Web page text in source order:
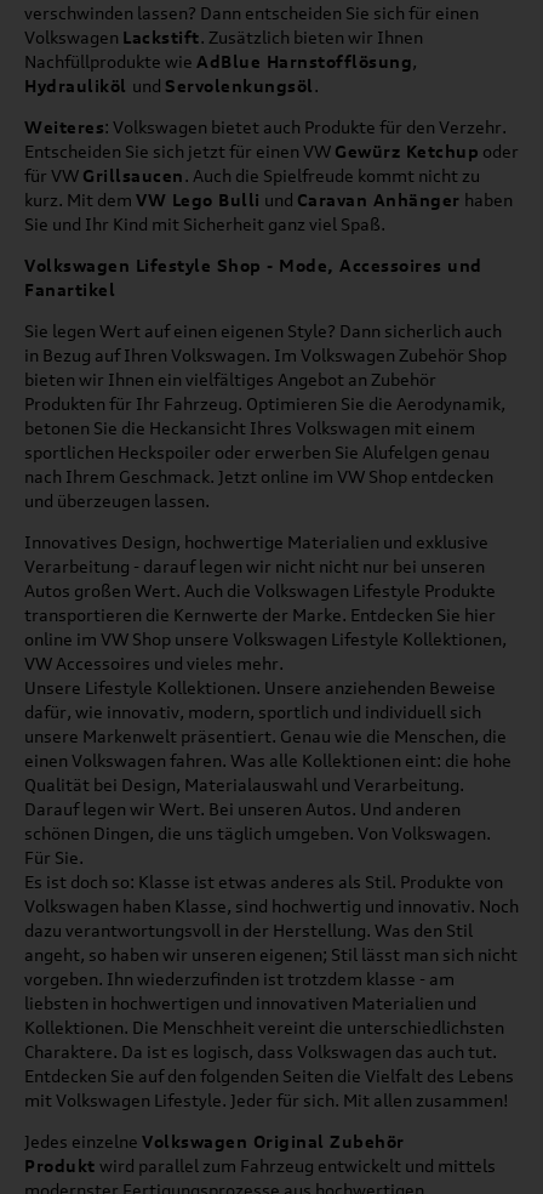
verschwinden lassen? Dann entscheiden Sie sich für einen
Volkswagen Lackstift. Zusätzlich bieten wir Ihnen
Nachfüllprodukte wie AdBlue Harnstofflösung,
Hydrauliköl und Servolenkungsöl.
Weiteres: Volkswagen bietet auch Produkte für den Verzehr.
Entscheiden Sie sich jetzt für einen VW Gewürz Ketchup oder
für VW Grillsaucen. Auch die Spielfreude kommt nicht zu
kurz. Mit dem VW Lego Bulli und Caravan Anhänger haben
Sie und Ihr Kind mit Sicherheit ganz viel Spaß.
Volkswagen Lifestyle Shop - Mode, Accessoires und
Fanartikel
Sie legen Wert auf einen eigenen Style? Dann sicherlich auch
in Bezug auf Ihren Volkswagen. Im Volkswagen Zubehör Shop
bieten wir Ihnen ein vielfältiges Angebot an Zubehör
Produkten für Ihr Fahrzeug. Optimieren Sie die Aerodynamik,
betonen Sie die Heckansicht Ihres Volkswagen mit einem
sportlichen Heckspoiler oder erwerben Sie Alufelgen genau
nach Ihrem Geschmack. Jetzt online im VW Shop entdecken
und überzeugen lassen.
Innovatives Design, hochwertige Materialien und exklusive
Verarbeitung - darauf legen wir nicht nicht nur bei unseren
Autos großen Wert. Auch die Volkswagen Lifestyle Produkte
transportieren die Kernwerte der Marke. Entdecken Sie hier
online im VW Shop unsere Volkswagen Lifestyle Kollektionen,
VW Accessoires und vieles mehr.
Unsere Lifestyle Kollektionen. Unsere anziehenden Beweise
dafür, wie innovativ, modern, sportlich und individuell sich
unsere Markenwelt präsentiert. Genau wie die Menschen, die
einen Volkswagen fahren. Was alle Kollektionen eint: die hohe
Qualität bei Design, Materialauswahl und Verarbeitung.
Darauf legen wir Wert. Bei unseren Autos. Und anderen
schönen Dingen, die uns täglich umgeben. Von Volkswagen.
Für Sie.
Es ist doch so: Klasse ist etwas anderes als Stil. Produkte von
Volkswagen haben Klasse, sind hochwertig und innovativ. Noch
dazu verantwortungsvoll in der Herstellung. Was den Stil
angeht, so haben wir unseren eigenen; Stil lässt man sich nicht
vorgeben. Ihn wiederzufinden ist trotzdem klasse - am
liebsten in hochwertigen und innovativen Materialien und
Kollektionen. Die Menschheit vereint die unterschiedlichsten
Charaktere. Da ist es logisch, dass Volkswagen das auch tut.
Entdecken Sie auf den folgenden Seiten die Vielfalt des Lebens
mit Volkswagen Lifestyle. Jeder für sich. Mit allen zusammen!
Jedes einzelne Volkswagen Original Zubehör
Produkt wird parallel zum Fahrzeug entwickelt und mittels
modernster Fertigungsprozesse aus hochwertigen